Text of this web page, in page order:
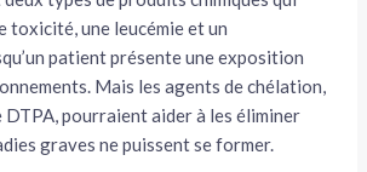
toxicité, une leucémie et un
patient présente une exposition
Mais les agents de chélation,
pourraient aider à les éliminer
graves ne puissent se former.